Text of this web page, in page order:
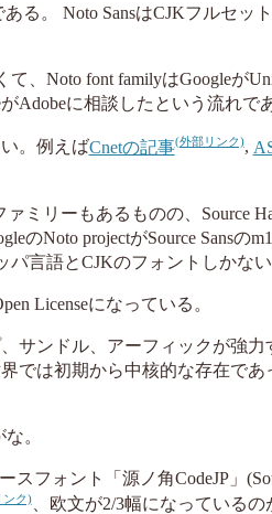
る。 Noto SansはCJKフルセッ
、Noto font familyはGoogleが
Adobeに相談したという流れで
。例えばCnetの記事 ,
ミリーもあるものの、Source
のNoto projectがSource Sansの
言語とCJKのフォントしかない
Licenseになっている。
サンドル、アーフィックが強力
では初期から中核的な存在で
。
フォント「源ノ角CodeJP」
、欧文が2/3幅になっている